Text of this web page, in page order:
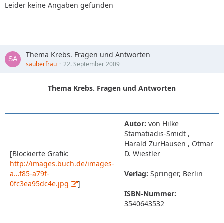
Leider keine Angaben gefunden
Thema Krebs. Fragen und Antworten
sauberfrau 22. September 2009
Thema Krebs. Fragen und Antworten
[Blockierte Grafik:
http://images.buch.de/images-
a…f85-a79f-
0fc3ea95dc4e.jpg
]
Autor: von Hilke
Stamatiadis-Smidt ,
Harald ZurHausen , Otmar
D. Wiestler
Verlag: Springer, Berlin
ISBN-Nummer:
3540643532